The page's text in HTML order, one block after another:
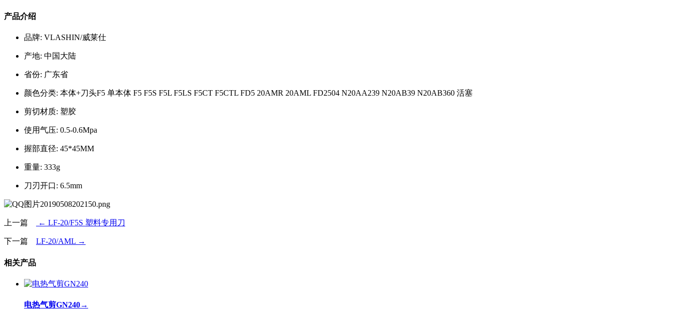
产品介绍
品牌: VLASHIN/威莱仕
产地: 中国大陆
省份: 广东省
颜色分类: 本体+刀头F5 单本体 F5 F5S F5L F5LS F5CT F5CTL FD5 20AMR 20AML FD2504 N20AA239 N20AB39 N20AB360 活塞
剪切材质: 塑胶
使用气压: 0.5-0.6Mpa
握部直径: 45*45MM
重量: 333g
刀刃开口: 6.5mm
上一篇 ← LF-20/F5S 塑料专用刀
下一篇 LF-20/AML →
相关产品
电热气剪GN240→